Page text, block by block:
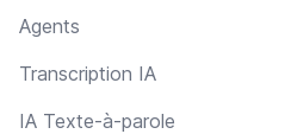
Agents
Transcription IA
IA Texte-à-parole